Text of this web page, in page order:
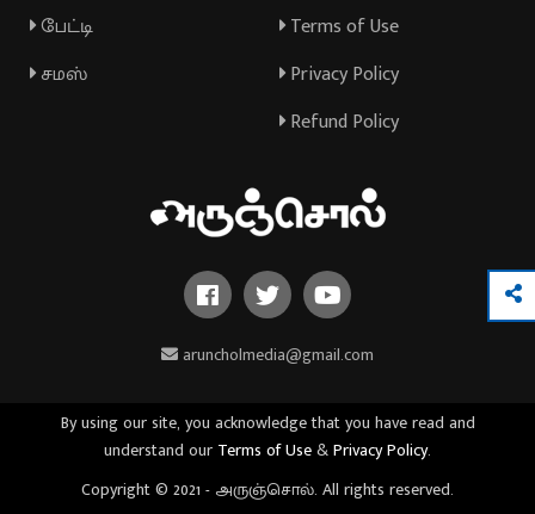
பேட்டி
சமஸ்
Terms of Use
Privacy Policy
Refund Policy
aruncholmedia@gmail.com
By using our site, you acknowledge that you have read and
understand our Terms of Use&Privacy Policy.
Copyright © 2021 - அருஞ்சொல். All rights reserved.